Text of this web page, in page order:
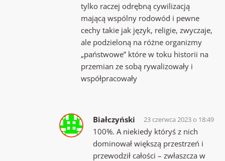
tylko raczej odrębną cywilizacją
mającą wspólny rodowód i pewne
cechy takie jak język, religie, zwyczaje,
ale podzieloną na różne organizmy
„państwowe” które w toku historii na
przemian ze sobą rywalizowały i
współpracowały
Białczyński 23 czerwca 2023 o 18:49
100%. A niekiedy któryś z nich
dominował większą przestrzeń i
przewodził całości – zwłaszcza w